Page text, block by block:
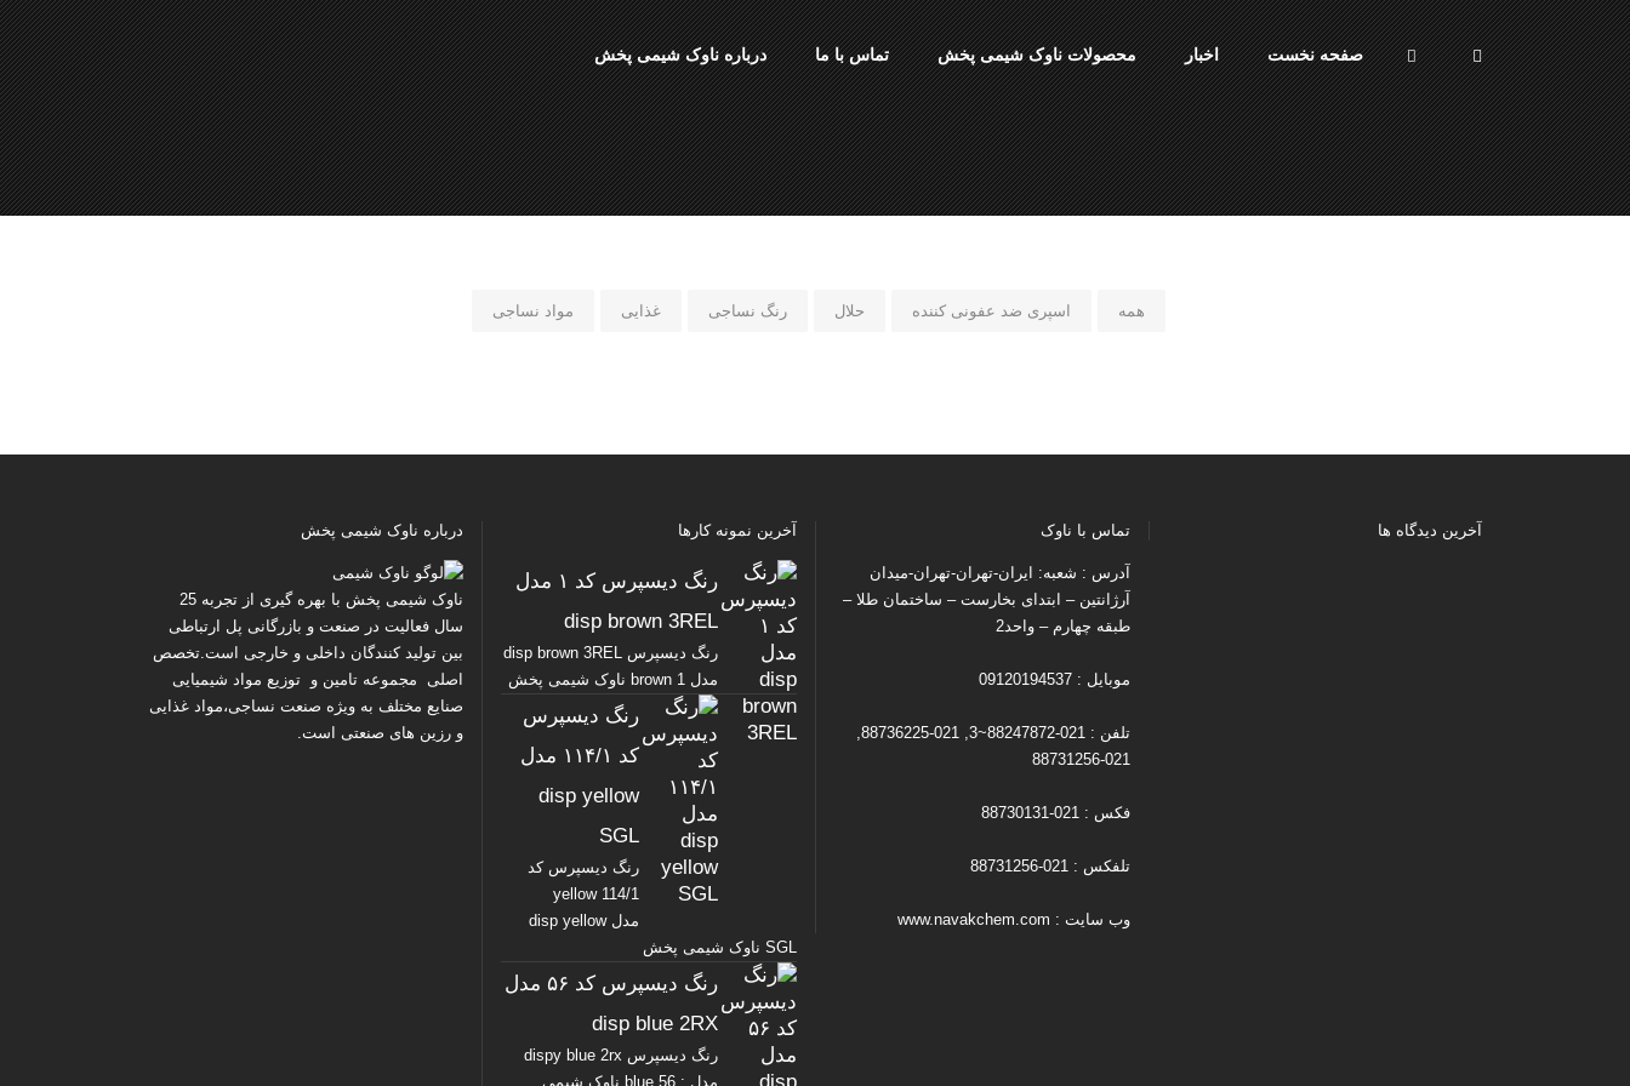
صفحه نخست اخبار محصولات ناوک شیمی پخش تماس با ما درباره ناوک شیمی پخش
همه اسپری ضد عفونی کننده حلال رنگ نساجی غذایی مواد نساجی
درباره ناوک شیمی پخش
ناوک شیمی پخش
با بهره گیری از تجربه 25
سال فعالیت در صنعت و بازرگانی پل ارتباطی
بین تولید کنندگان داخلی و خارجی است.تخصص
اصلی مجموعه تامین و توزیع مواد شیمیایی
صنایع مختلف به ویژه صنعت نساجی،مواد غذایی
و رزین های صنعتی است.
آخرین نمونه کارها
رنگ دیسپرس کد ۱ مدل
disp brown 3REL
رنگ دیسپرس disp brown 3REL
مدل brown 1 ناوک شیمی پخش
رنگ دیسپرس
کد ۱۱۴/۱ مدل
disp yellow
SGL
رنگ دیسپرس کد
yellow 114/1
مدل disp yellow
SGL ناوک شیمی پخش
رنگ دیسپرس کد ۵۶ مدل
disp blue 2RX
رنگ دیسپرس dispy blue 2rx
مدل : blue 56 ناوک شیمی…
تماس با ناوک
آدرس : شعبه: ایران-تهران-تهران-میدان
آرژانتین – ابتدای بخارست – ساختمان طلا –
طبقه چهارم – واحد2
موبایل : 09120194537
تلفن : 021-88247872~3, 021-88736225,
021-88731256
فکس : 021-88730131
تلفکس : 021-88731256
وب سایت : www.navakchem.com
آخرین دیدگاه ها